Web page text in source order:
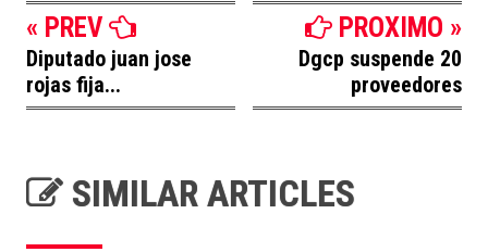
« PREV
Diputado juan jose
rojas fija...
PROXIMO »
Dgcp suspende 20
proveedores
SIMILAR ARTICLES